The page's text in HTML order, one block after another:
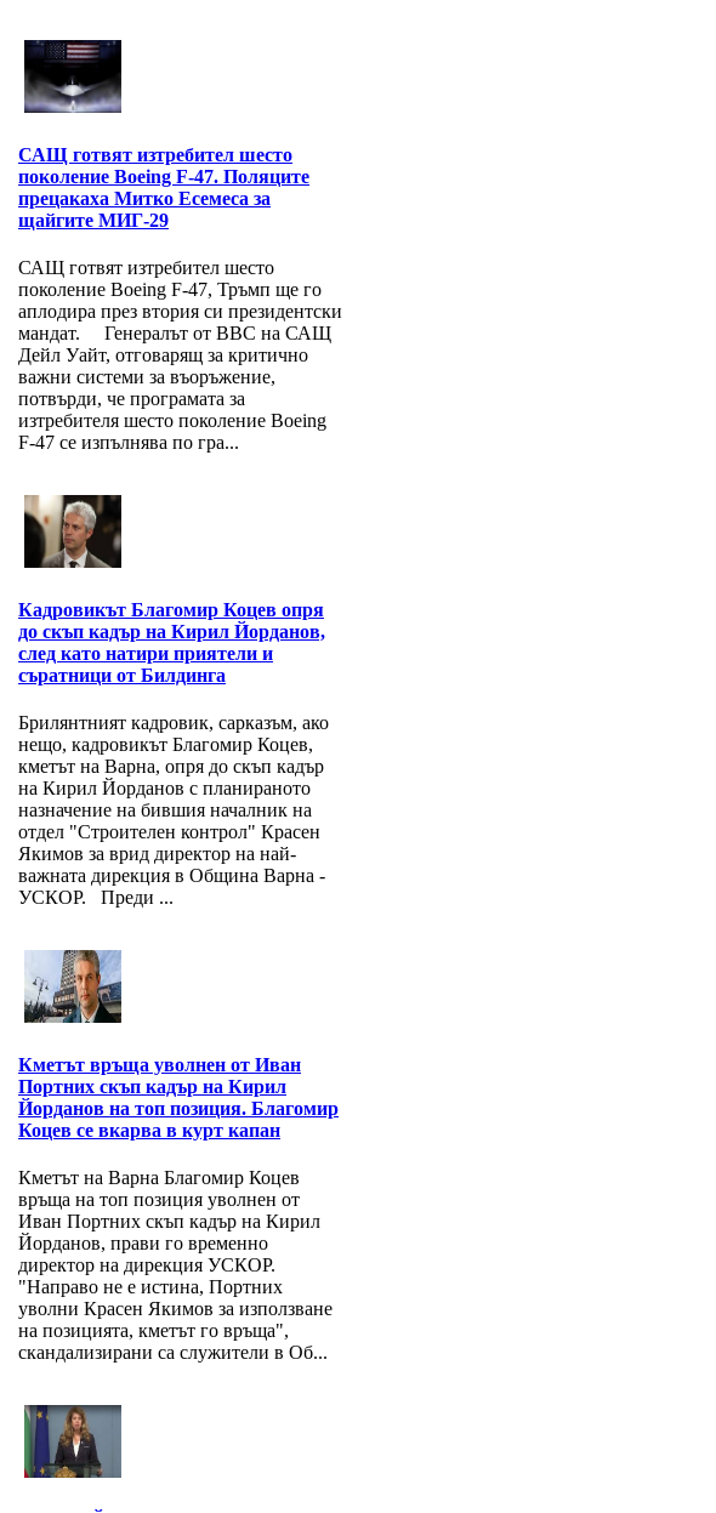
САЩ готвят изтребител шесто
поколение Boeing F-47. Поляците
прецакаха Митко Есемеса за
щайгите МИГ-29
САЩ готвят изтребител шесто
поколение Boeing F-47, Тръмп ще го
аплодира през втория си президентски
мандат. Генералът от ВВС на САЩ
Дейл Уайт, отговарящ за критично
важни системи за въоръжение,
потвърди, че програмата за
изтребителя шесто поколение Boeing
F-47 се изпълнява по гра...
Кадровикът Благомир Коцев опря
до скъп кадър на Кирил Йорданов,
след като натири приятели и
съратници от Билдинга
Брилянтният кадровик, сарказъм, ако
нещо, кадровикът Благомир Коцев,
кметът на Варна, опря до скъп кадър
на Кирил Йорданов с планираното
назначение на бившия началник на
отдел "Строителен контрол" Красен
Якимов за врид директор на най-
важната дирекция в Община Варна -
УСКОР. Преди ...
Кметът връща уволнен от Иван
Портних скъп кадър на Кирил
Йорданов на топ позиция. Благомир
Коцев се вкарва в курт капан
Кметът на Варна Благомир Коцев
връща на топ позиция уволнен от
Иван Портних скъп кадър на Кирил
Йорданов, прави го временно
директор на дирекция УСКОР.
"Направо не е истина, Портних
уволни Красен Якимов за използване
на позицията, кметът го връща",
скандализирани са служители в Об...